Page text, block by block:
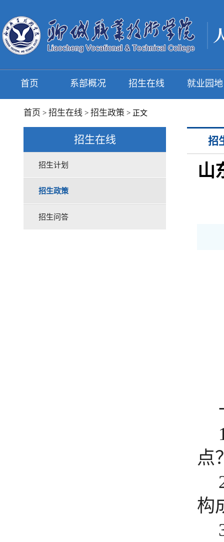
首页 系部概况 招生在线 就业园地
首页 > 招生在线 > 招生政策 > 正文
招生在线
招生计划
招生政策
招生问答
招
山
点
构